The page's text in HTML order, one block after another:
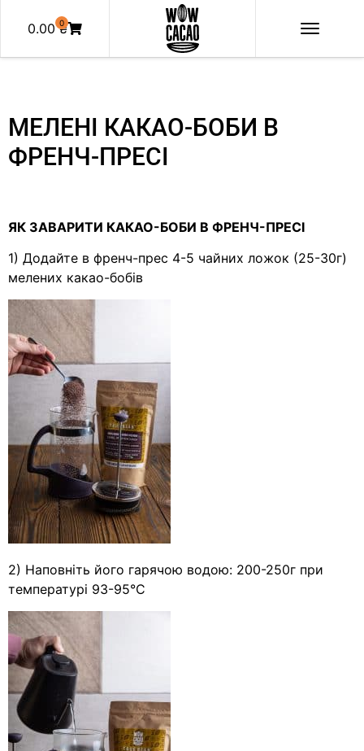
0.00₴
0
МЕЛЕНІ КАКАО-БОБИ В
ФРЕНЧ-ПРЕСІ
ЯК ЗАВАРИТИ КАКАО-БОБИ В ФРЕНЧ-ПРЕСІ
1) Додайте в френч-прес 4-5 чайних ложок (25-30г)
мелених какао-бобів
2) Наповніть його гарячою водою: 200-250г при
температурі 93-95°С